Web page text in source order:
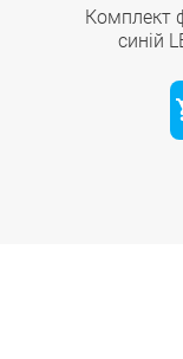
Комплект
синій